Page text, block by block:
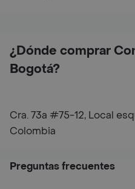
¿Dónde comprar
Bogotá?
Cra. 73a #75-12, Local
Colombia
Preguntas frecuentes